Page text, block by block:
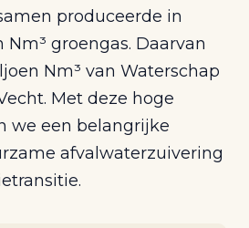
produceerde in
Nm³ groengas. Daarvan
Nm³ van Waterschap
Met deze hoge
we een belangrijke
afvalwaterzuivering